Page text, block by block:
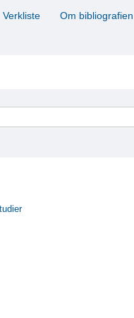
Verkliste Om bibliografien